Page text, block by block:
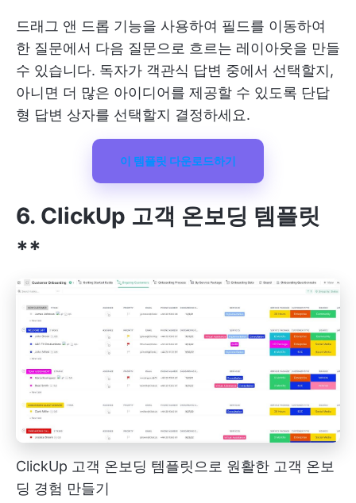
드래그 앤 드롭 기능을 사용하여 필드를 이동하여
한 질문에서 다음 질문으로 흐르는 레이아웃을 만들
수 있습니다. 독자가 객관식 답변 중에서 선택할지,
아니면 더 많은 아이디어를 제공할 수 있도록 단답
형 답변 상자를 선택할지 결정하세요.
이 템플릿 다운로드하기
6. ClickUp 고객 온보딩 템플릿
**
ClickUp 고객 온보딩 템플릿으로 원활한 고객 온보
딩 경험 만들기